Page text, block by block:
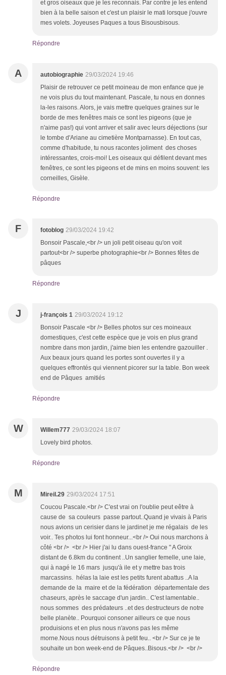
et gros oiseaux que je les reconnais. Par contre je les entend
bien à la belle saison et c'est un plaisir le mati lorsque j'ouvre
mes volets. Joyeuses Paques a tous Bisousbisous.
Répondre
A autobiographie 29/03/2024 19:46
Plaisir de retrouver ce petit moineau de mon enfance que je
ne vois plus du tout maintenant. Pascale, tu nous en donnes
la-les raisons. Alors, je vais mettre quelques graines sur le
borde de mes fenêtres mais ce sont les pigeons (que je
n'aime pas!) qui vont arriver et salir avec leurs déjections (sur
le tombe d'Ariane au cimetière Montparnasse). En tout cas,
comme d'habitude, tu nous racontes joliment des choses
intéressantes, crois-moi! Les oiseaux qui défilent devant mes
fenêtres, ce sont les pigeons et de mins en moins souvent: les
corneilles, Gisèle.
Répondre
F fotoblog 29/03/2024 19:42
Bonsoir Pascale,<br /> un joli petit oiseau qu'on voit
partout<br /> superbe photographie<br /> Bonnes fêtes de
pâques
Répondre
J j-françois 1 29/03/2024 19:12
Bonsoir Pascale <br /> Belles photos sur ces moineaux
domestiques, c'est cette espèce que je vois en plus grand
nombre dans mon jardin, j'aime bien les entendre gazouiller .
Aux beaux jours quand les portes sont ouvertes il y a
quelques effrontés qui viennent picorer sur la table. Bon week
end de Pâques amitiés
Répondre
W Willem777 29/03/2024 18:07
Lovely bird photos.
Répondre
M Mireil.29 29/03/2024 17:51
Coucou Pascale.<br /> C'est vrai on l'oublie peut eêtre à
cause de sa couleurs passe partout..Quand je vivais à Paris
nous avions un cerisier dans le jardinet je me régalais de les
voir.. Tes photos lui font honneur...<br /> Oui nous marchons à
côté <br /> <br /> Hier j'ai lu dans ouest-france " A Groix
distant de 6.8km du continent ..Un sanglier femelle, une laie,
qui à nagé le 16 mars jusqu'à ile et y mettre bas trois
marcassins. hélas la laie est les petits furent abattus ..A la
demande de la maire et de la fédération départementale des
chaseurs, après le saccage d'un jardin.. C'est lamentable..
nous sommes des prédateurs ..et des destructeurs de notre
belle planète.. Pourquoi consoner ailleurs ce que nous
produisions et en plus nous n'avons pas les même
morne.Nous nous détruisons à petit feu.. <br /> Sur ce je te
souhaite un bon week-end de Pâques..Bisous.<br /> <br />
Répondre